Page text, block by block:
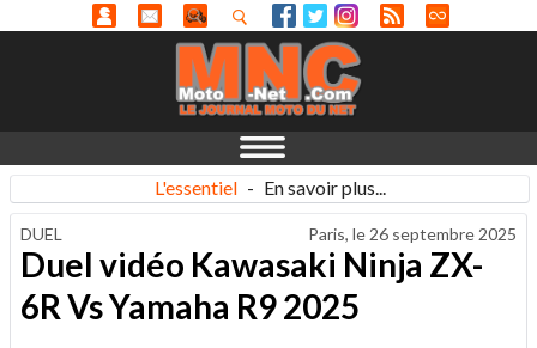
L'essentiel - En savoir plus...
DUEL Paris, le 26 septembre 2025
Duel vidéo Kawasaki Ninja ZX-
6R Vs Yamaha R9 2025